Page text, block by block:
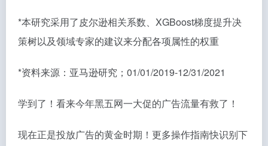
*本研究采用了皮尔逊相关系数、XGBoost梯度提升决
策树以及领域专家的建议来分配各项属性的权重
*资料来源：亚马逊研究；01/01/2019-12/31/2021
学到了！看来今年黑五网一大促的广告流量有救了！
现在正是投放广告的黄金时期！更多操作指南快识别下